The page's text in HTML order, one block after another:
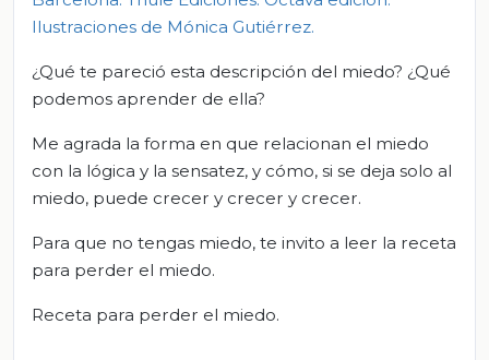
Ilustraciones de Mónica Gutiérrez.
¿Qué te pareció esta descripción del miedo? ¿Qué
podemos aprender de ella?
Me agrada la forma en que relacionan el miedo
con la lógica y la sensatez, y cómo, si se deja solo al
miedo, puede crecer y crecer y crecer.
Para que no tengas miedo, te invito a leer la receta
para perder el miedo.
Receta para perder el miedo.